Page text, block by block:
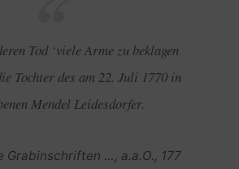
Tod ‘viele Arme zu beklagen
Tochter des am 22. Juli 1770 in
Mendel Leidesdorfer.
Grabinschriften …, a.a.O., 177